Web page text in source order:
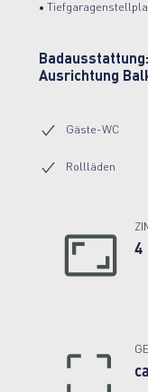
•
Badausstattung:
Ausrichtung
Gäste-WC
Rollläden
4